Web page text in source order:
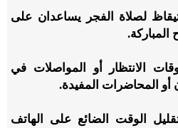
لصلاة الفجر يساعدان على
المباركة.
الانتظار أو المواصلات في
أو المحاضرات المفيدة.
الوقت الضائع على الهاتف